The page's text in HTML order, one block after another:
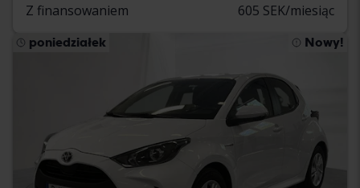
Z finansowaniem 605 SEK/miesiąc
poniedziałek Nowy!